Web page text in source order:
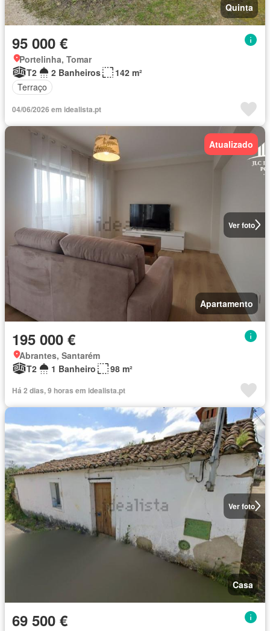
Quinta
95 000 €
Portelinha, Tomar
T2
2 Banheiros
142 m²
Terraço
04/06/2026 em idealista.pt
Ver foto
Atualizado
Apartamento
195 000 €
Abrantes, Santarém
T2
1 Banheiro 98 m²
Há 2 dias, 9 horas em idealista.pt
Ver foto
Casa
69 500 €